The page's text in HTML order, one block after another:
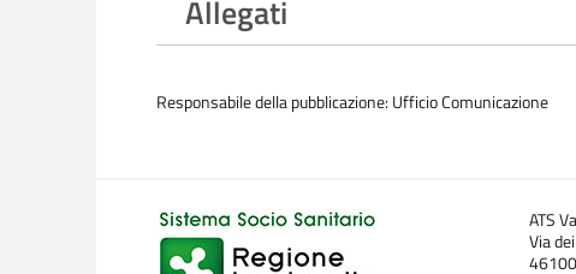
Allegati
Responsabile della pubblicazione: Ufficio Comunicazione
ATS
Via